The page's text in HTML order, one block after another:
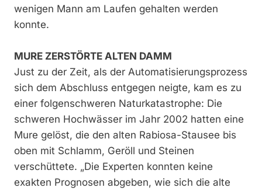
wenigen Mann am Laufen gehalten werden
konnte.
MURE ZERSTÖRTE ALTEN DAMM
Just zu der Zeit, als der Automatisierungsprozess
sich dem Abschluss entgegen neigte, kam es zu
einer folgenschweren Naturkatastrophe: Die
schweren Hochwässer im Jahr 2002 hatten eine
Mure gelöst, die den alten Rabiosa-Stausee bis
oben mit Schlamm, Geröll und Steinen
verschüttete. „Die Experten konnten keine
exakten Prognosen abgeben, wie sich die alte